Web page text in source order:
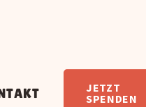
JETZT
SPENDEN